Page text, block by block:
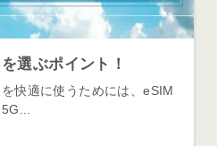
選ぶポイント！
快適に使うためには、eSIM